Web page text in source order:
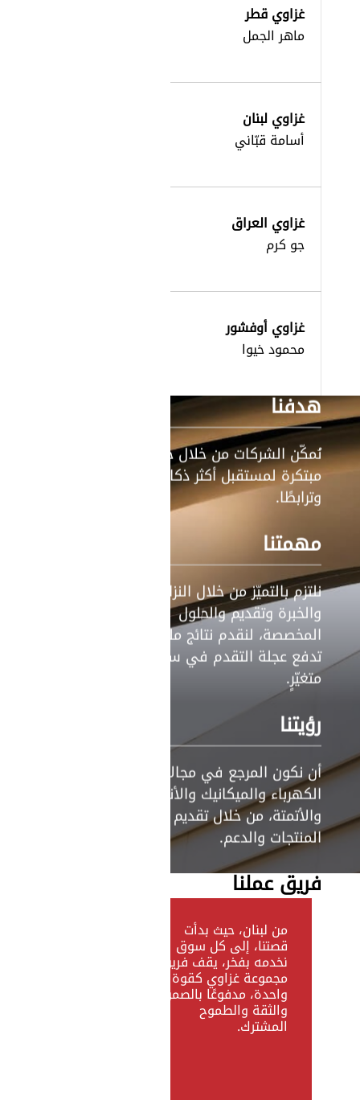
غزاوي قطر
ماهر الجمل
غزاوي لبنان
أسامة قبّاني
غزاوي العراق
جو كرم
غزاوي أوفشور
محمود خيوا
هدفنا
نُمكّن الشركات من خلال حلول
مبتكرة لمستقبل أكثر ذكاءً
وترابطًا.
مهمتنا
نلتزم بالتميّز من خلال النزاهة
والخبرة وتقديم والحلول
المخصصة، لنقدم نتائج ملموسة
تدفع عجلة التقدم في سوقٍ
متغيّرٍ.
رؤيتنا
أن نكون المرجع في مجالات
الكهرباء والميكانيك والأنظمة
والأتمتة، من خلال تقديم أفضل
المنتجات والدعم.
فريق عملنا
من لبنان، حيث بدأت
قصتنا، إلى كل سوق
نخدمه بفخر، يقف فريق
مجموعة غزاوي كقوة
واحدة، مدفوعًا بالصمود
والثقة والطموح
المشترك.